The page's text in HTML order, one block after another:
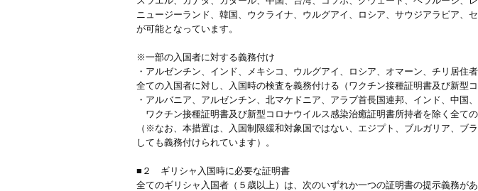
ニュージーランド、韓国、ウクライナ、ウルグアイ、ロシア、サウジアラビア
が可能となっています。
※一部の入国者に対する義務付け
・アルゼンチン、インド、メキシコ、ウルグアイ、ロシア、オマーン、チリ居住者
全ての入国者に対し、入国時の検査を義務付ける（ワクチン接種証明書及び新型
・アルバニア、アルゼンチン、北マケドニア、アラブ首長国連邦、インド、中国
ワクチン接種証明書及び新型コロナウイルス感染治癒証明書所持者を除く全て
（※なお、本措置は、入国制限緩和対象国ではない、エジプト、ブルガリア、
しても義務付けられています）。
■２ ギリシャ入国時に必要な証明書
全てのギリシャ入国者（５歳以上）は、次のいずれか一つの証明書の提示義務があ